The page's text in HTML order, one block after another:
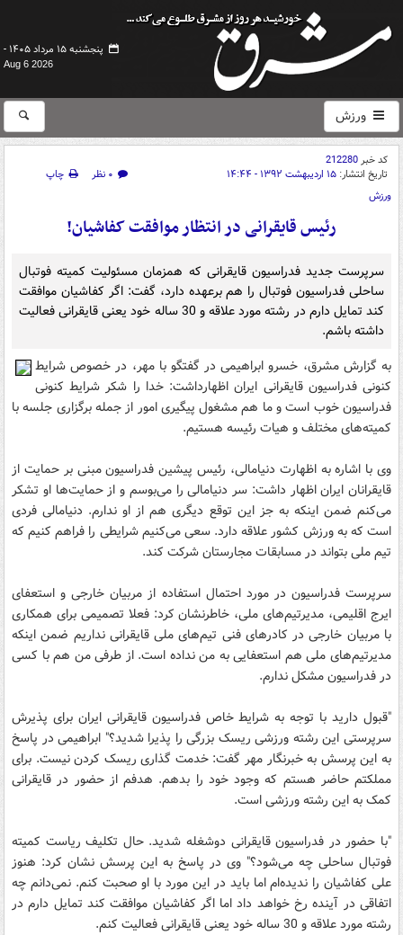
پنجشنبه ۱۵ مرداد ۱۴۰۵ -
Aug 6 2026
ورزش
کد خبر212280
تاریخ انتشار: ۱۵ اردیبهشت ۱۳۹۲ - ۱۴:۴۴ ۰ نظر
چاپ
ورزش
رئیس قایقرانی در انتظار موافقت کفاشیان!
سرپرست جدید فدراسیون قایقرانی که همزمان مسئولیت کمیته فوتبال
ساحلی فدراسیون فوتبال را هم برعهده دارد، گفت: اگر کفاشیان موافقت
کند تمایل دارم در رشته مورد علاقه و 30 ساله خود یعنی قایقرانی فعالیت
داشته باشم.
به گزارش مشرق، خسرو ابراهیمی در گفتگو با مهر، در خصوص شرایط
کنونی فدراسیون قایقرانی ایران اظهارداشت: خدا را شکر شرایط کنونی
فدراسیون خوب است و ما هم مشغول پیگیری امور از جمله برگزاری جلسه با
کمیته‌های مختلف و هیات رئیسه هستیم.
وی با اشاره به اظهارت دنیامالی، رئیس پیشین فدراسیون مبنی بر حمایت از
قایقرانان ایران اظهار داشت: سر دنیامالی را می‌بوسم و از حمایت‌ها او تشکر
می‌کنم ضمن اینکه به جز این توقع دیگری هم از او ندارم. دنیامالی فردی
است که به ورزش کشور علاقه دارد. سعی می‌کنیم شرایطی را فراهم کنیم که
تیم ملی بتواند در مسابقات مجارستان شرکت کند.
سرپرست فدراسیون در مورد احتمال استفاده از مربیان خارجی و استعفای
ایرج اقلیمی، مدیرتیم‌های ملی، خاطرنشان کرد: فعلا تصمیمی برای همکاری
با مربیان خارجی در کادرهای فنی تیم‌های ملی قایقرانی نداریم ضمن اینکه
مدیرتیم‌های ملی هم استعفایی به من نداده است. از طرفی من هم با کسی
در فدراسیون مشکل ندارم.
"قبول دارید با توجه به شرایط خاص فدراسیون قایقرانی ایران برای پذیرش
سرپرستی این رشته ورزشی ریسک بزرگی را پذیرا شدید؟" ابراهیمی در پاسخ
به این پرسش به خبرنگار مهر گفت: خدمت گذاری ریسک کردن نیست. برای
مملکتم حاضر هستم که وجود خود را بدهم. هدفم از حضور در قایقرانی
کمک به این رشته ورزشی است.
"با حضور در فدراسیون قایقرانی دوشغله شدید. حال تکلیف ریاست کمیته
فوتبال ساحلی چه می‌شود؟" وی در پاسخ به این پرسش نشان کرد: هنوز
علی کفاشیان را ندیده‌ام اما باید در این مورد با او صحبت کنم. نمی‌دانم چه
اتفاقی در آینده رخ خواهد داد اما اگر کفاشیان موافقت کند تمایل دارم در
رشته مورد علاقه و 30 ساله خود یعنی قایقرانی فعالیت کنم.